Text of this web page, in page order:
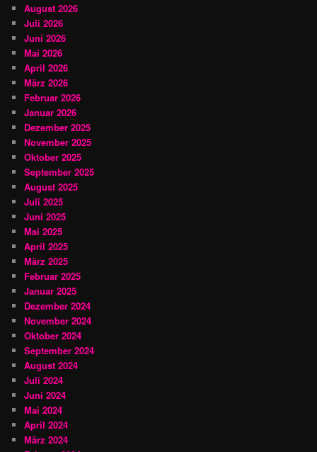
August 2026
Juli 2026
Juni 2026
Mai 2026
April 2026
März 2026
Februar 2026
Januar 2026
Dezember 2025
November 2025
Oktober 2025
September 2025
August 2025
Juli 2025
Juni 2025
Mai 2025
April 2025
März 2025
Februar 2025
Januar 2025
Dezember 2024
November 2024
Oktober 2024
September 2024
August 2024
Juli 2024
Juni 2024
Mai 2024
April 2024
März 2024